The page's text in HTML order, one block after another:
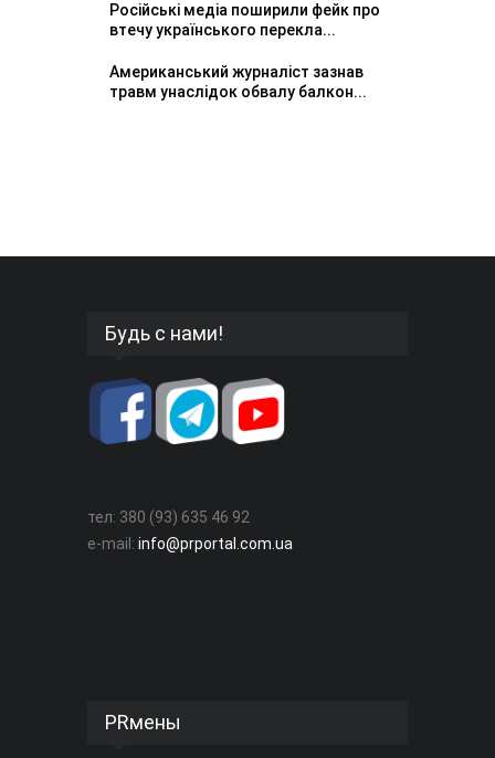
Російські медіа поширили фейк про
втечу українського перекла...
Американський журналіст зазнав
травм унаслідок обвалу балкон...
Будь с нами!
тел: 380 (93) 635 46 92
e-mail: info@prportal.com.ua
PRмены